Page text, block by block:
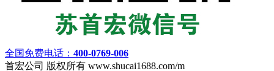
全国免费电话： 400-0769-006
首宏公司 版权所有 www.shucai1688.com/m